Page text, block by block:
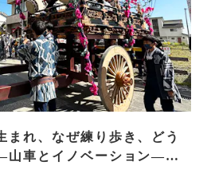
まれ、なぜ練り歩き、どう
山車とイノベーション―＜